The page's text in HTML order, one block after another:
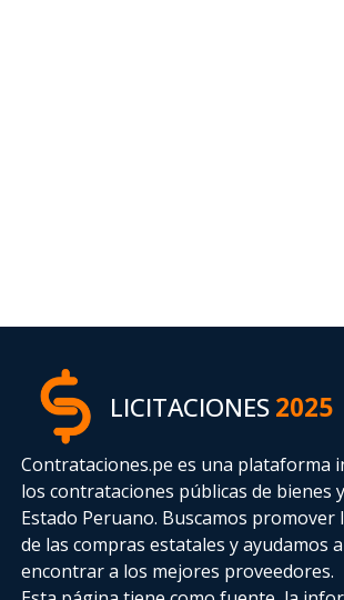
LICITACIONES2025
Contrataciones.pe es una plataforma
los contrataciones públicas de bienes
Estado Peruano. Buscamos promover
de las compras estatalesy ayudamos
encontrar a los mejores proveedores.